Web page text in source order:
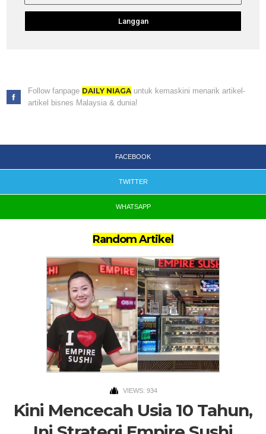
Langgan
Follow fanpage DAILY NIAGAuntuk kemaskini menarik artikel-
artikel bisnes Malaysia & dunia!
FACEBOOK
TWITTER
WHATSAPP
Random Artikel
VIEWS: 934
Kini Mencecah Usia 10 Tahun,